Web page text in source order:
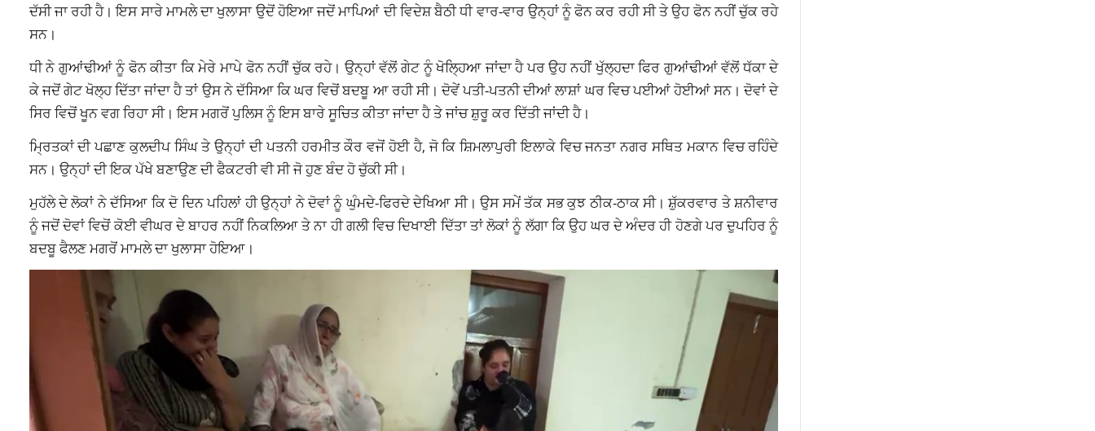
ਦੱਸੀ ਜਾ ਰਹੀ ਹੈ। ਇਸ ਸਾਰੇ ਮਾਮਲੇ ਦਾ ਖੁਲਾਸਾ ਉਦੋਂ ਹੋਇਆ ਜਦੋਂ ਮਾਪਿਆਂ ਦੀ ਵਿਦੇਸ਼ ਬੈਠੀ ਧੀ ਵਾਰ-ਵਾਰ ਉਨ੍ਹਾਂ ਨੂੰ ਫੋਨ ਕਰ ਰਹੀ ਸੀ ਤੇ ਉਹ ਫੋਨ ਨਹੀਂ ਚੁੱਕ ਰਹੇ
ਸਨ।
ਧੀ ਨੇ ਗੁਆਂਢੀਆਂ ਨੂੰ ਫੋਨ ਕੀਤਾ ਕਿ ਮੇਰੇ ਮਾਪੇ ਫੋਨ ਨਹੀਂ ਚੁੱਕ ਰਹੇ। ਉਨ੍ਹਾਂ ਵੱਲੋਂ ਗੇਟ ਨੂੰ ਖੋਲ੍ਹਿਆ ਜਾਂਦਾ ਹੈ ਪਰ ਉਹ ਨਹੀਂ ਖੁੱਲ੍ਹਦਾ ਫਿਰ ਗੁਆਂਢੀਆਂ ਵੱਲੋਂ ਧੱਕਾ ਦੇ
ਕੇ ਜਦੋਂ ਗੇਟ ਖੋਲ੍ਹ ਦਿੱਤਾ ਜਾਂਦਾ ਹੈ ਤਾਂ ਉਸ ਨੇ ਦੱਸਿਆ ਕਿ ਘਰ ਵਿਚੋਂ ਬਦਬੂ ਆ ਰਹੀ ਸੀ। ਦੋਵੇਂ ਪਤੀ-ਪਤਨੀ ਦੀਆਂ ਲਾਸ਼ਾਂ ਘਰ ਵਿਚ ਪਈਆਂ ਹੋਈਆਂ ਸਨ। ਦੋਵਾਂ ਦੇ
ਸਿਰ ਵਿਚੋਂ ਖੂਨ ਵਗ ਰਿਹਾ ਸੀ। ਇਸ ਮਗਰੋਂ ਪੁਲਿਸ ਨੂੰ ਇਸ ਬਾਰੇ ਸੂਚਿਤ ਕੀਤਾ ਜਾਂਦਾ ਹੈ ਤੇ ਜਾਂਚ ਸ਼ੁਰੂ ਕਰ ਦਿੱਤੀ ਜਾਂਦੀ ਹੈ।
ਮ੍ਰਿਤਕਾਂ ਦੀ ਪਛਾਣ ਕੁਲਦੀਪ ਸਿੰਘ ਤੇ ਉਨ੍ਹਾਂ ਦੀ ਪਤਨੀ ਹਰਮੀਤ ਕੌਰ ਵਜੋਂ ਹੋਈ ਹੈ, ਜੋ ਕਿ ਸ਼ਿਮਲਾਪੁਰੀ ਇਲਾਕੇ ਵਿਚ ਜਨਤਾ ਨਗਰ ਸਥਿਤ ਮਕਾਨ ਵਿਚ ਰਹਿੰਦੇ
ਸਨ। ਉਨ੍ਹਾਂ ਦੀ ਇਕ ਪੱਖੇ ਬਣਾਉਣ ਦੀ ਫੈਕਟਰੀ ਵੀ ਸੀ ਜੋ ਹੁਣ ਬੰਦ ਹੋ ਚੁੱਕੀ ਸੀ।
ਮੁਹੱਲੇ ਦੇ ਲੋਕਾਂ ਨੇ ਦੱਸਿਆ ਕਿ ਦੋ ਦਿਨ ਪਹਿਲਾਂ ਹੀ ਉਨ੍ਹਾਂ ਨੇ ਦੋਵਾਂ ਨੂੰ ਘੁੰਮਦੇ-ਫਿਰਦੇ ਦੇਖਿਆ ਸੀ। ਉਸ ਸਮੇਂ ਤੱਕ ਸਭ ਕੁਝ ਠੀਕ-ਠਾਕ ਸੀ। ਸ਼ੁੱਕਰਵਾਰ ਤੇ ਸ਼ਨੀਵਾਰ
ਨੂੰ ਜਦੋਂ ਦੋਵਾਂ ਵਿਚੋਂ ਕੋਈ ਵੀਘਰ ਦੇ ਬਾਹਰ ਨਹੀਂ ਨਿਕਲਿਆ ਤੇ ਨਾ ਹੀ ਗਲੀ ਵਿਚ ਦਿਖਾਈ ਦਿੱਤਾ ਤਾਂ ਲੋਕਾਂ ਨੂੰ ਲੱਗਾ ਕਿ ਉਹ ਘਰ ਦੇ ਅੰਦਰ ਹੀ ਹੋਣਗੇ ਪਰ ਦੁਪਹਿਰ ਨੂੰ
ਬਦਬੂ ਫੈਲਣ ਮਗਰੋਂ ਮਾਮਲੇ ਦਾ ਖੁਲਾਸਾ ਹੋਇਆ।